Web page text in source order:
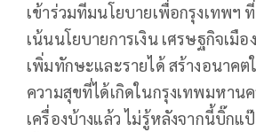
เข้าร่วมทีมนโยบายเพื่อกรุงเทพฯ
เน้นนโยบายการเงิน เศรษฐกิจเมื
เพิ่มทักษะและรายได้ สร้างอนาค
ความสุขที่ได้เกิดในกรุงเทพมหาน
เครื่องบ้างแล้ว ไม่รู้หลังจากนี้บิ๊กแ